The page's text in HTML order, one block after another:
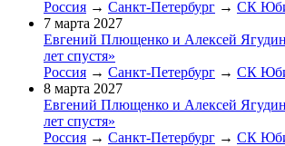
Россия → Санкт-Петербург → СК
7 марта 2027
Евгений Плющенко и Алексей
лет спустя»
Россия → Санкт-Петербург → СК
8 марта 2027
Евгений Плющенко и Алексей
лет спустя»
Россия → Санкт-Петербург → СК